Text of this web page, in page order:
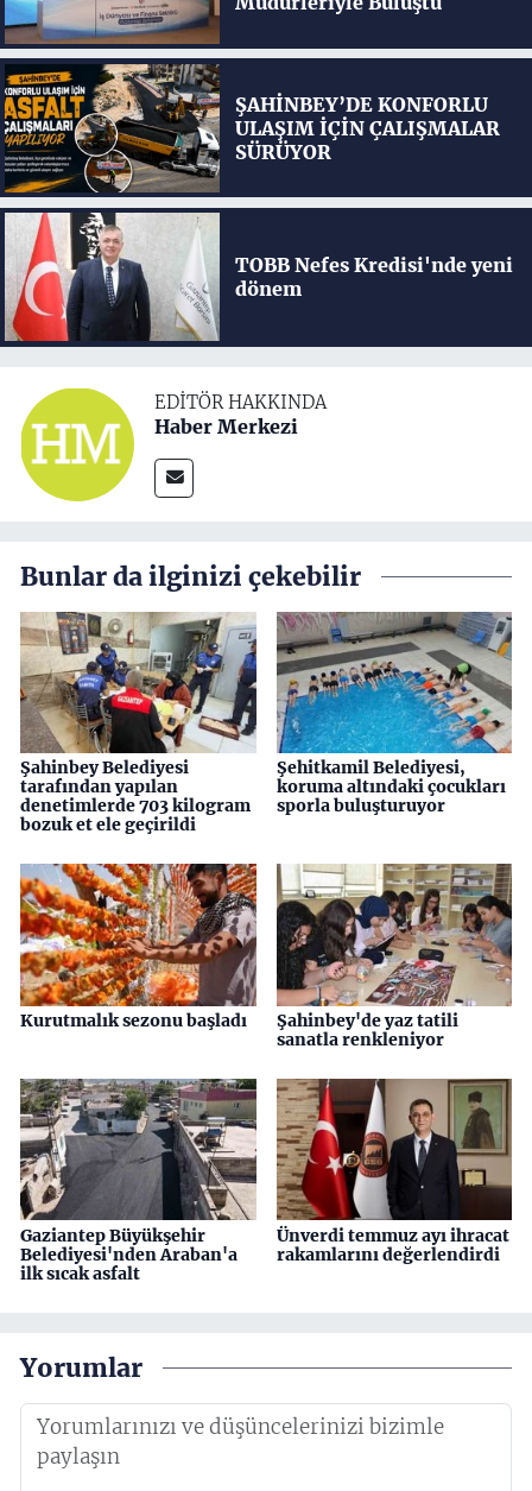
ŞAHİNBEY’DE KONFORLU
ULAŞIM İÇİN ÇALIŞMALAR
SÜRÜYOR
TOBB Nefes Kredisi'nde yeni
dönem
EDITÖR HAKKINDA
Haber Merkezi
Bunlar da ilginizi çekebilir
Şahinbey Belediyesi
tarafından yapılan
denetimlerde 703 kilogram
bozuk et ele geçirildi
Şehitkamil Belediyesi,
koruma altındaki çocukları
sporla buluşturuyor
Kurutmalık sezonu başladı
Şahinbey'de yaz tatili
sanatla renkleniyor
Gaziantep Büyükşehir
Belediyesi'nden Araban'a
ilk sıcak asfalt
Ünverdi temmuz ayı ihracat
rakamlarını değerlendirdi
Yorumlar